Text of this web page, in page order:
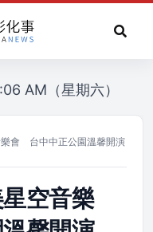
AM（星期六）
會 台中中正公園溫馨開演
空音樂